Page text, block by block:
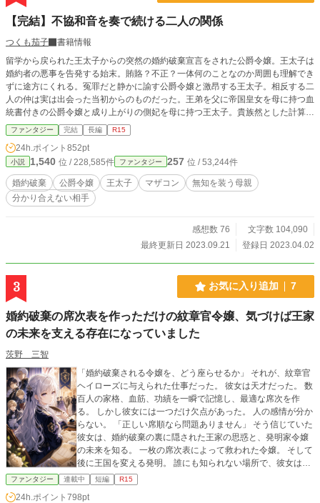
【完結】不協和音を奏で続ける二人の関係
つくも茄子
書籍情報
留学から戻られた王太子からの突然の婚約破棄宣言をされた公爵令嬢。王太子は
婚約者の悪事を告発する始末。賄賂？不正？一体何のことなのか周囲も理解でき
ずに途方にくれる。冤罪だと静かに諭す公爵令嬢と激昂する王太子。相反する二
人の仲は実は出会った当初からのものだった。王弟を父に帝国皇女を母に持つ血
統書付きの公爵令嬢と成り上がりの側妃を母に持つ王太子。貴族然とした計算高
く浪費家の婚約者と嫌悪する王太子は公爵令嬢の価値を理解できなかった。それ
は八年前も今も同じ。二人は互いに理解できない。何故そうなってしまったの
か。婚約が白紙となった時、どのような結末がまっているのかは誰にも分からな
い。
ファンタジー 完結 長編 R15
24h.ポイント 852pt
小説 1,540 位 / 228,585件 ファンタジー 257 位 / 53,244件
婚約破棄 公爵令嬢 王太子 マザコン
無知を装う母親
分かり合えない相手
感想数 76
文字数 104,090
最終更新日 2023.09.21
登録日 2023.04.02
3 お気に入り追加 7
婚約破棄の席次表を作っただけの紋章官令嬢、気づけば王家
の未来を支える存在になっていました
茨野 三智
「婚約破棄される令嬢を、どう座らせるか」 それが、紋章官
ヘイローズに与えられた仕事だった。 彼女は天才だった。 数
百人の家格、血筋、功績を一瞬で記憶し、最適な席次を作
る。 しかし彼女には一つだけ欠点があった。 人の感情が分か
らない。 「正しい席順なら問題ありません」 そう信じていた
彼女は、婚約破棄の裏に隠された王家の思惑と、発明家令嬢
の未来を知る。 一枚の席次表によって救われた令嬢。 そして
後に王国を変える発明。 誰にも知られない場所で、彼女は未
来を書き換えていた。
ファンタジー 連載中 短編 R15
24h.ポイント 798pt